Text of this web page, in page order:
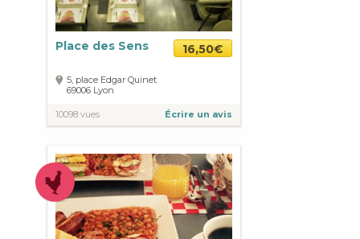
Place des Sens 16,50€
5, place Edgar Quinet
69006 Lyon
10098 vues Écrire un avis